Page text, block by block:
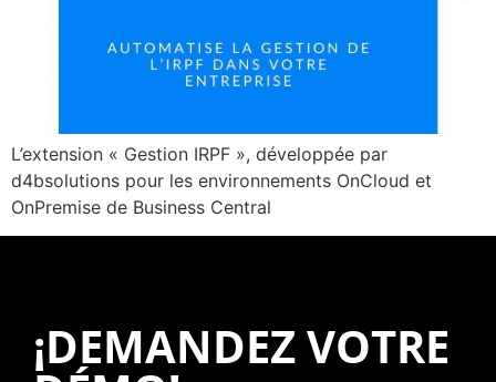
L’extension « Gestion IRPF », développée par
d4bsolutions pour les environnements OnCloud et
OnPremise de Business Central
¡DEMANDEZ VOTRE